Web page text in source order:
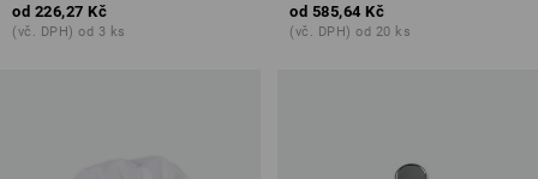
od 226,27 Kč
(vč. DPH) od 3 ks
od 585,64 Kč
(vč. DPH) od 20 ks